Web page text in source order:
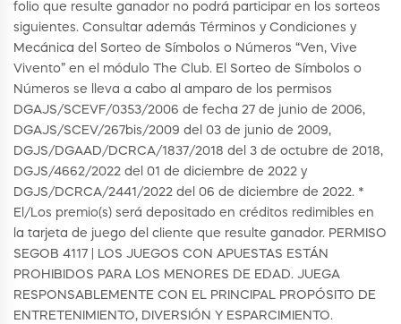
folio que resulte ganador no podrá participar en los sorteos
siguientes. Consultar además Términos y Condiciones y
Mecánica del Sorteo de Símbolos o Números “Ven, Vive
Vivento” en el módulo The Club. El Sorteo de Símbolos o
Números se lleva a cabo al amparo de los permisos
DGAJS/SCEVF/0353/2006 de fecha 27 de junio de 2006,
DGAJS/SCEV/267bis/2009 del 03 de junio de 2009,
DGJS/DGAAD/DCRCA/1837/2018 del 3 de octubre de 2018,
DGJS/4662/2022 del 01 de diciembre de 2022 y
DGJS/DCRCA/2441/2022 del 06 de diciembre de 2022. *
El/Los premio(s) será depositado en créditos redimibles en
la tarjeta de juego del cliente que resulte ganador. PERMISO
SEGOB 4117 | LOS JUEGOS CON APUESTAS ESTÁN
PROHIBIDOS PARA LOS MENORES DE EDAD. JUEGA
RESPONSABLEMENTE CON EL PRINCIPAL PROPÓSITO DE
ENTRETENIMIENTO, DIVERSIÓN Y ESPARCIMIENTO.